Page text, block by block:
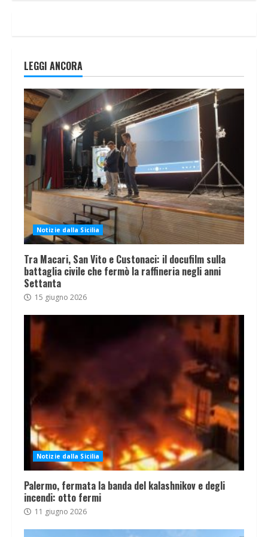
LEGGI ANCORA
Notizie dalla Sicilia
Tra Macari, San Vito e Custonaci: il docufilm sulla
battaglia civile che fermò la raffineria negli anni
Settanta
15 giugno 2026
Notizie dalla Sicilia
Palermo, fermata la banda del kalashnikov e degli
incendi: otto fermi
11 giugno 2026